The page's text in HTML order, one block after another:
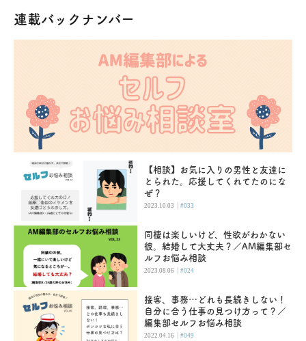
連載バックナンバー
【相談】お気に入りの男性と友達に
とられた。応援してくれてたのにな
ぜ？
2023.10.03 |#033
同棲は楽しいけど、性欲がわかない
彼。結婚して大丈夫？／AM編集部セ
ルフお悩み相談
2023.08.06 |#024
接客、事務…どれも長続きしない！
自分に合う仕事の見つけ方って？／
編集部セルフお悩み相談
2022.04.16 |#049